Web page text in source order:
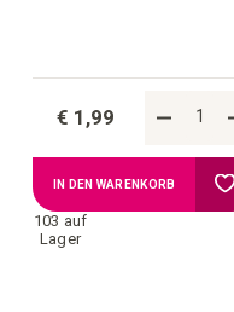
€ 1,99
103 auf
Lager
IN DEN WARENKORB